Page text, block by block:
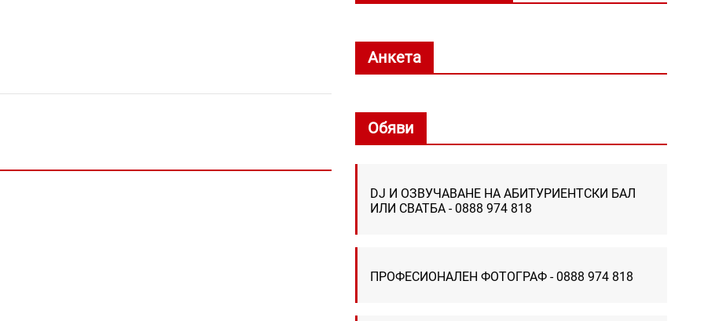
Анкета
Обяви
DJ И ОЗВУЧАВАНЕ НА АБИТУРИЕНТСКИ БАЛ
ИЛИ СВАТБА - 0888 974 818
ПРОФЕСИОНАЛЕН ФОТОГРАФ - 0888 974 818